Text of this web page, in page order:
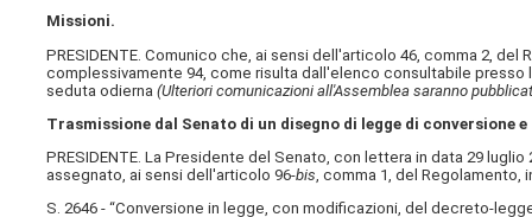
Missioni.
PRESIDENTE. Comunico che, ai sensi dell'articolo 46, comma 2,
complessivamente 94, come risulta dall'elenco consultabile presso
seduta odierna(Ulteriori comunicazioni all'Assemblea saranno
Trasmissione dal Senato di un disegno di legge di conversione
PRESIDENTE. La Presidente del Senato, con lettera in data 29
assegnato, ai sensi dell'articolo 96-bis, comma 1, del Regolamento,
S. 2646 - “Conversione in legge, con modificazioni, del decreto-